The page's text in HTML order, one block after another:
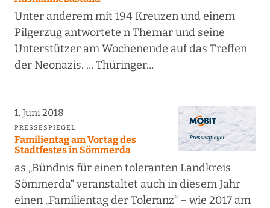
Unter anderem mit 194 Kreuzen und einem
Pilgerzug antwortete n Themar und seine
Unterstützer am Wochenende auf das Treffen
der Neonazis. … Thüringer…
1. Juni 2018
PRESSESPIEGEL
Familientag am Vortag des
Stadtfestes in Sömmerda
as „Bündnis für einen toleranten Landkreis
Sömmerda“ veranstaltet auch in diesem Jahr
einen „Familientag der Toleranz“ – wie 2017 am